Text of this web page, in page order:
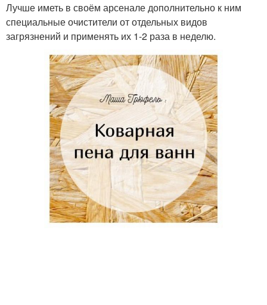
Лучше иметь в своём арсенале дополнительно к ним
специальные очистители от отдельных видов
загрязнений и применять их 1-2 раза в неделю.